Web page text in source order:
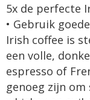
5x de perfecte
• Gebruik
Irish coffee is
een volle,
espresso of
genoeg zijn